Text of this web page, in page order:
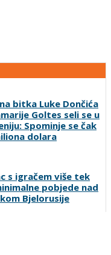
Goltes seli se u
Spominje se čak
dolara